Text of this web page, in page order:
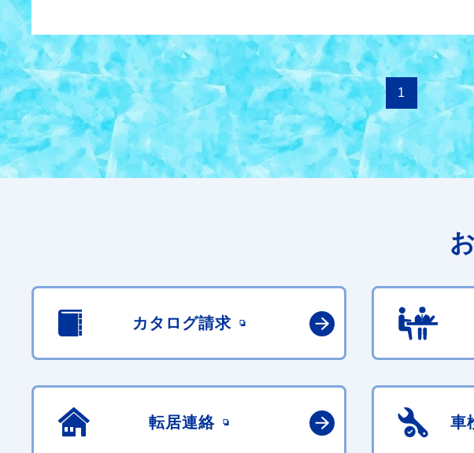
1
カタログ請求
転居連絡 車